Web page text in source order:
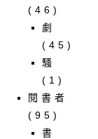
(46)
劇
(45)
騷
(1)
閱書者
(95)
書